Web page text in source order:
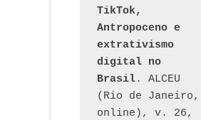
TikTok,
Antropoceno e
extrativismo
digital no
Brasil. ALCEU
(Rio de Janeiro,
online), v. 26,